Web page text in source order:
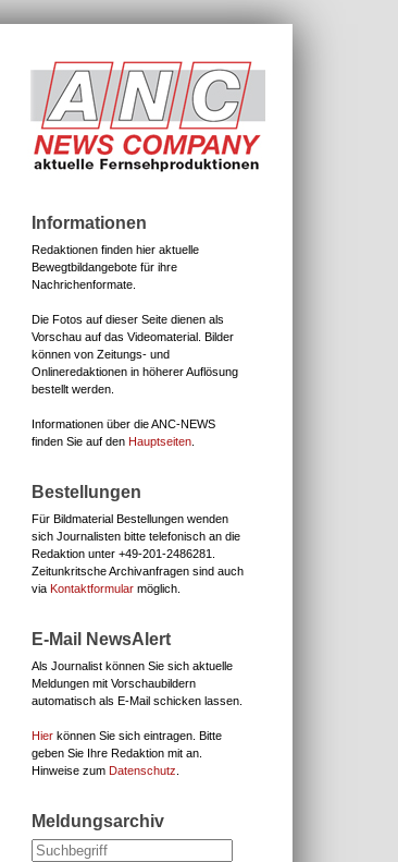
Informationen
Redaktionen finden hier aktuelle
Bewegtbildangebote für ihre
Nachrichenformate.
Die Fotos auf dieser Seite dienen als
Vorschau auf das Videomaterial. Bilder
können von Zeitungs- und
Onlineredaktionen in höherer Auflösung
bestellt werden.
Informationen über die ANC-NEWS
finden Sie auf den Hauptseiten
Bestellungen
Für Bildmaterial Bestellungen wenden
sich Journalisten bitte telefonisch an die
Redaktion unter +49-201-2486281.
Zeitunkritsche Archivanfragen sind auch
via Kontaktformular möglich.
E-Mail NewsAlert
Als Journalist können Sie sich aktuelle
Meldungen mit Vorschaubildern
automatisch als E-Mail schicken lassen.
Hier können Sie sich eintragen. Bitte
geben Sie Ihre Redaktion mit an.
Hinweise zum Datenschutz
Meldungsarchiv